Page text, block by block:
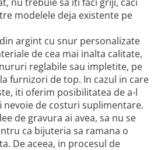
modelele deja existente pe
argint cu snur personalizate
de cea mai inalta calitate,
reglabile sau impletite, pe
furnizori de top. In cazul in care
iti oferim posibilitatea de a-l
nevoie de costuri suplimentare.
de gravura ai avea, sa nu se
ca bijuteria sa ramana o
De aceea, in procesul de